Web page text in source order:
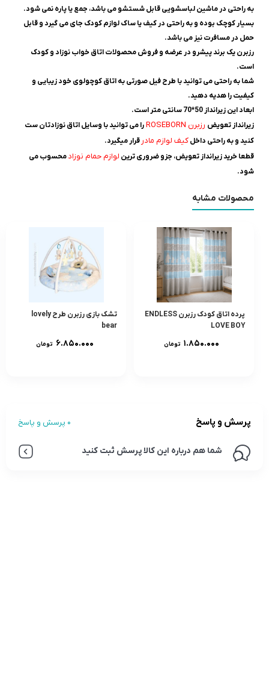
به راحتی در ماشین لباسشویی قابل شستشو می باشد، جمع یا پاره نمی شود.
بسیار کوچک بوده و به راحتی در کیف یا ساک لوازم کودک جای می گیرد و قابل
حمل در مسافرت نیز می باشد.
رزبرن یک برند پیشرو در عرضه و فروش محصولات اتاق خواب نوزاد و کودک
است.
شما به راحتی می توانید با طرح فیل صورتی به اتاق کوچولوی خود زیبایی و
کیفیت را هدیه دهید.
ابعاد این زیرانداز 50*70 سانتی متر است.
زیرانداز تعویض رزبرن ROSEBORN
را می توانید با وسایل اتاق نوزادتان ست
کنید و به راحتی داخلکیف لوازم مادر قرار میگیرد.
قطعا خرید زیرانداز تعویض، جزو ضروری ترین لوازم حمام نوزادمحسوب می
شود.
محصولات مشابه
پرده اتاق کودک رزبرن ENDLESS
LOVE BOY
۱.۸۵۰.۰۰۰ تومان
تشک بازی رزبرن طرح lovely
bear
۶.۸۵۰.۰۰۰ تومان
پرسش و پاسخ 0 پرسش و پاسخ
شما هم درباره این کالا پرسش ثبت کنید